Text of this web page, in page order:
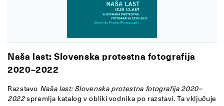
Naša last: Slovenska protestna fotografija
2020–2022
Razstavo Naša last: Slovenska protestna fotografija 2020–
2022spremlja katalog v obliki vodnika po razstavi. Ta vključuje